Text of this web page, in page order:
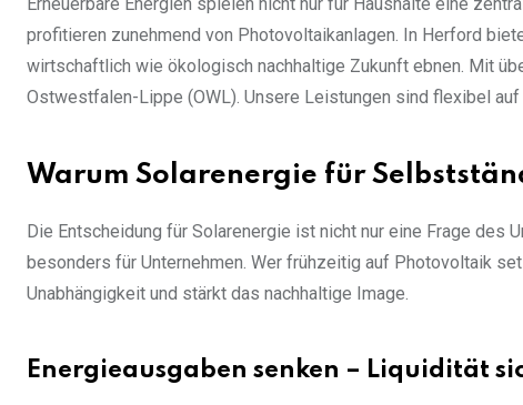
profitieren zunehmend von Photovoltaikanlagen. In Herford
wirtschaftlich wie ökologisch nachhaltige Zukunft ebnen. Mit
Ostwestfalen-Lippe (OWL). Unsere Leistungen sind flexibel
Warum Solarenergie für
Die Entscheidung für Solarenergie ist nicht nur eine Frage
besonders für Unternehmen. Wer frühzeitig auf Photovoltaik
Unabhängigkeit und stärkt das nachhaltige Image.
Energieausgaben senken – Liquidität